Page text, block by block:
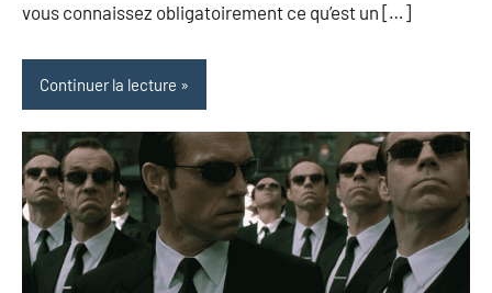
vous connaissez obligatoirement ce qu’est un […]
Continuer la lecture